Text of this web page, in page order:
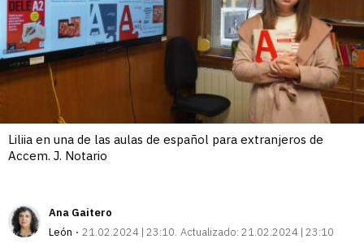
Liliia en una de las aulas de español para extranjeros de
Accem. J. Notario
Ana Gaitero
León
21.02.2024 | 23:10 Actualizado: 21.02.2024 | 23:10